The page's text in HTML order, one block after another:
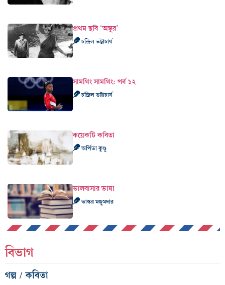
প্রথম ছবি ‘অঙ্কুর’
চন্দ্রিল ভট্টাচার্য
সামথিং সামথিং: পর্ব ১২
চন্দ্রিল ভট্টাচার্য
কয়েকটি কবিতা
অর্পিতা কুণ্ডু
ভালবাসার ভাষা
ভাস্কর মজুমদার
বিভাগ
গল্প / কবিতা